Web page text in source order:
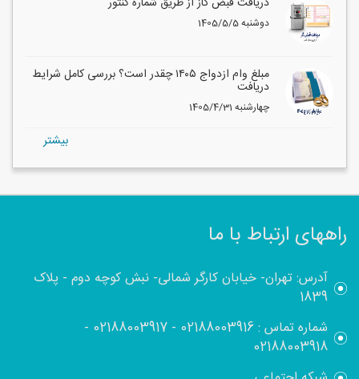
1405/5/5 دوشنبه
مبلغ وام ازدواج ۱۴۰۵ چقدر است؟ بررسی کامل شرایط
دریافت
1405/4/31 چهارشنبه
بيشتر
راههای ارتباط با ما
آدرس: تهران- خیابان کارگر شمالی- نبش کوچه دوم - پلاک
1839
شماره تماس :02188003916
-
02188003917
-
02188003918